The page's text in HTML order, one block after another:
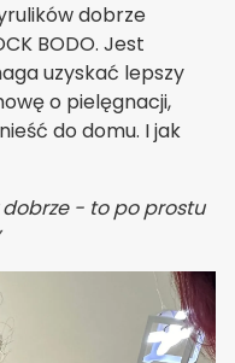
dobrze
BODO. Jest
uzyskać lepszy
o pielęgnacji,
do domu. I jak
dobrze - to po prostu